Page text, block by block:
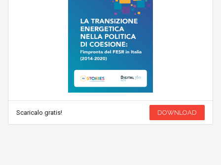
Scaricalo gratis! DOWNLOAD